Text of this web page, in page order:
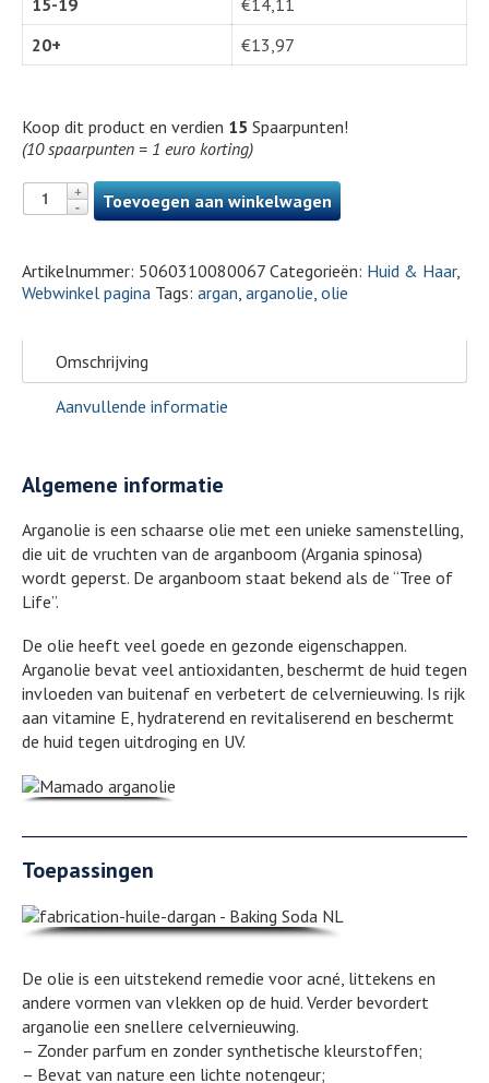
20+
€13,97
Koop dit product en verdien 15 Spaarpunten!
(10 spaarpunten = 1 euro korting)
Toevoegen aan winkelwagen
Artikelnummer: 5060310080067 Categorieën: Huid & Haar,
Webwinkel pagina Tags: argan arganolie olie
Omschrijving
Aanvullende informatie
Algemene informatie
Arganolie is een schaarse olie met een unieke samenstelling,
die uit de vruchten van de arganboom (Argania spinosa)
wordt geperst. De arganboom staat bekend als de “Tree of
Life”.
De olie heeft veel goede en gezonde eigenschappen.
Arganolie bevat veel antioxidanten, beschermt de huid tegen
invloeden van buitenaf en verbetert de celvernieuwing. Is rijk
aan vitamine E, hydraterend en revitaliserend en beschermt
de huid tegen uitdroging en UV.
Toepassingen
De olie is een uitstekend remedie voor acné, littekens en
andere vormen van vlekken op de huid. Verder bevordert
arganolie een snellere celvernieuwing.
– Zonder parfum en zonder synthetische kleurstoffen;
– Bevat van nature een lichte notengeur;